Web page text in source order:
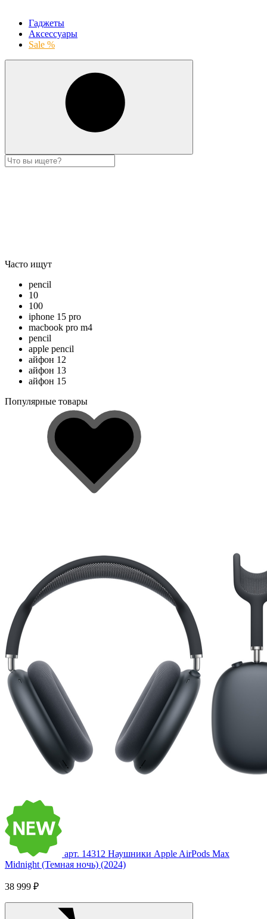
Гаджеты
Аксессуары
Sale %
Часто ищут
pencil
10
100
iphone 15 pro
macbook pro m4
pencil
apple pencil
айфон 12
айфон 13
айфон 15
Популярные товары
арт. 14312 Наушники Apple AirPods Max
Midnight (Темная ночь) (2024)
38 999 ₽